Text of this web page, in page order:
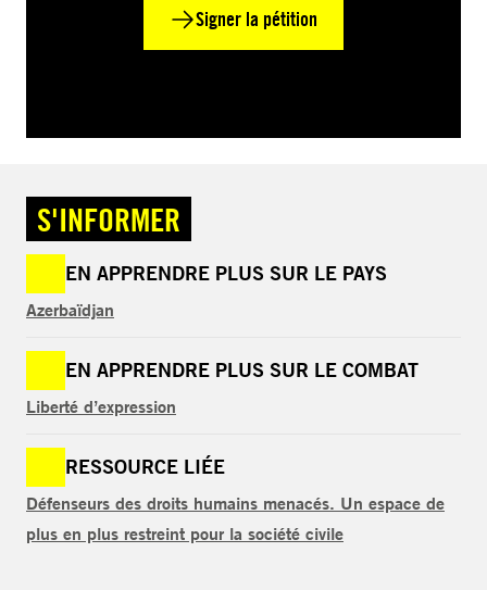
Signer la pétition
S'INFORMER
EN APPRENDRE PLUS SUR LE PAYS
Azerbaïdjan
EN APPRENDRE PLUS SUR LE COMBAT
Liberté d’expression
RESSOURCE LIÉE
Défenseurs des droits humains menacés. Un espace de
plus en plus restreint pour la société civile